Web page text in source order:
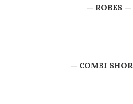
— ROBES —
— COMBI